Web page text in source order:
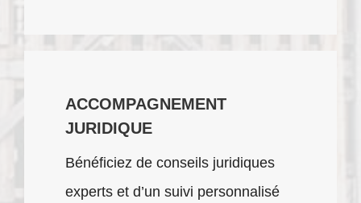
ACCOMPAGNEMENT
JURIDIQUE
Bénéficiez de conseils juridiques
experts et d’un suivi personnalisé